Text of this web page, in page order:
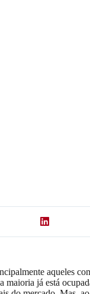
aqueles
já está